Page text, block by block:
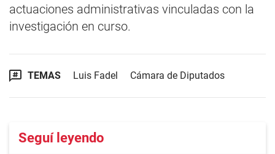
actuaciones administrativas vinculadas con la
investigación en curso.
TEMAS Luis Fadel Cámara de Diputados
Seguí leyendo